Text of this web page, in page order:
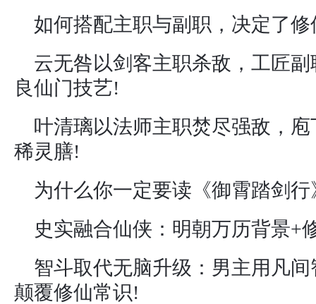
如何搭配主职与副职，决定了
云无咎以剑客主职杀敌，工匠
良仙门技艺!
叶清璃以法师主职焚尽强敌，
稀灵膳!
为什么你一定要读《御霄踏剑行
史实融合仙侠：明朝万历背景+
智斗取代无脑升级：男主用凡
颠覆修仙常识!